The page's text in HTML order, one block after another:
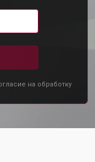
на обработку